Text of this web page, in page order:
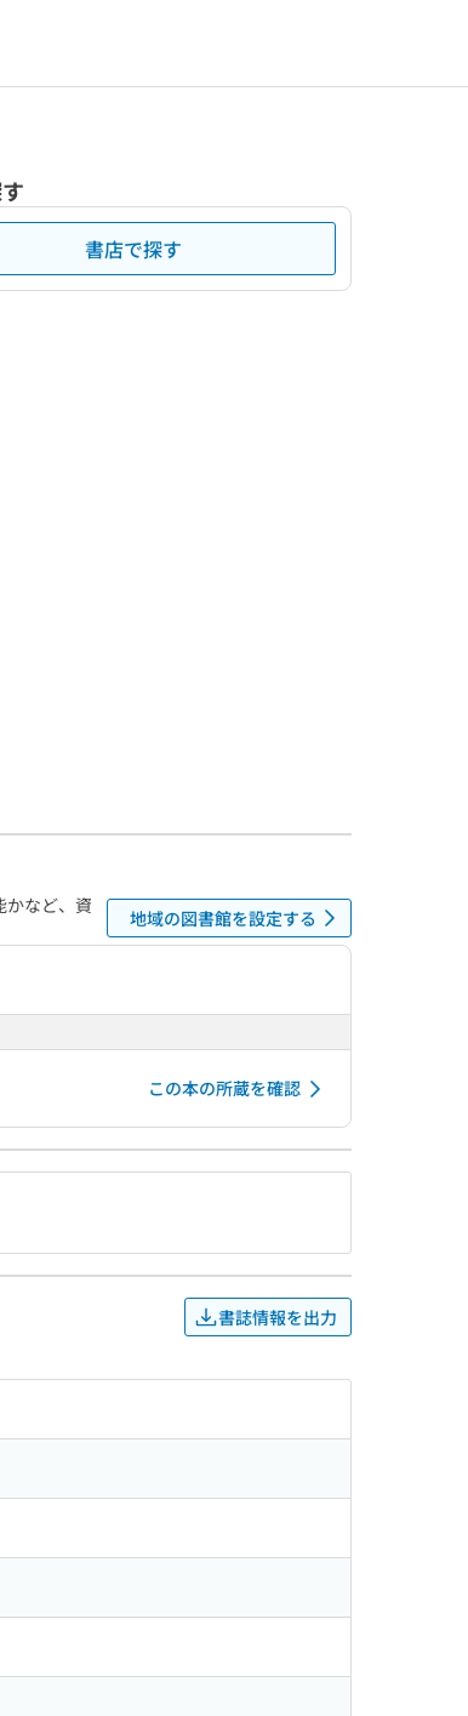
書店で探す
かなど、資
地域の図書館を設定する
この本の所蔵を確認
書誌情報を出力